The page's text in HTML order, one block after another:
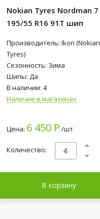
Nokian Tyres Nordman 7
195/55 R16 91T шип
Производитель: Ikon (Nokian
Tyres)
Сезонность: Зима
Шипы: Да
В наличии: 4
Наличие в магазинах
Цена: 6 450 Р /шт.
Количество:
В корзину